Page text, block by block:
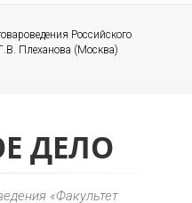
Российского
Плеханова (Москва)
ДЕЛО
«Факультет